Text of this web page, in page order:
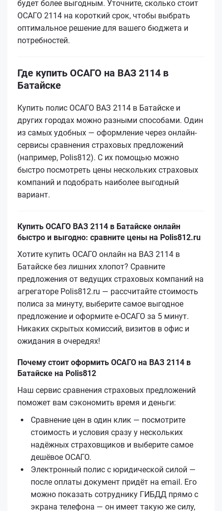
будет более выгодным. Уточните, сколько стоит
ОСАГО 2114 на короткий срок, чтобы выбрать
оптимальное решение для вашего бюджета и
потребностей.
Где купить ОСАГО на ВАЗ 2114 в
Батайске
Купить полис ОСАГО ВАЗ 2114 в Батайске и
других городах можно разными способами. Один
из самых удобных — оформление через онлайн-
сервисы сравнения страховых предложений
(например, Polis812). С их помощью можно
быстро посмотреть цены нескольких страховых
компаний и подобрать наиболее выгодный
вариант.
Купить ОСАГО ВАЗ 2114 в Батайске онлайн
быстро и выгодно: сравните цены на Polis812.ru
Хотите купить ОСАГО онлайн на ВАЗ 2114 в
Батайске без лишних хлопот? Сравните
предложения от ведущих страховых компаний на
агрегаторе Polis812.ru — рассчитайте стоимость
полиса за минуту, выберите самое выгодное
предложение и оформите е‑ОСАГО за 5 минут.
Никаких скрытых комиссий, визитов в офис и
ожидания в очередях!
Почему стоит оформить ОСАГО на ВАЗ 2114 в
Батайске на Polis812
Наш сервис сравнения страховых предложений
поможет вам сэкономить время и деньги:
Сравнение цен в один клик — посмотрите
стоимость и условия сразу у нескольких
надёжных страховщиков и выберите самое
дешёвое ОСАГО.
Электронный полис с юридической силой —
после оплаты документ придёт на email. Его
можно показать сотруднику ГИБДД прямо с
экрана телефона — он имеет такую же силу,